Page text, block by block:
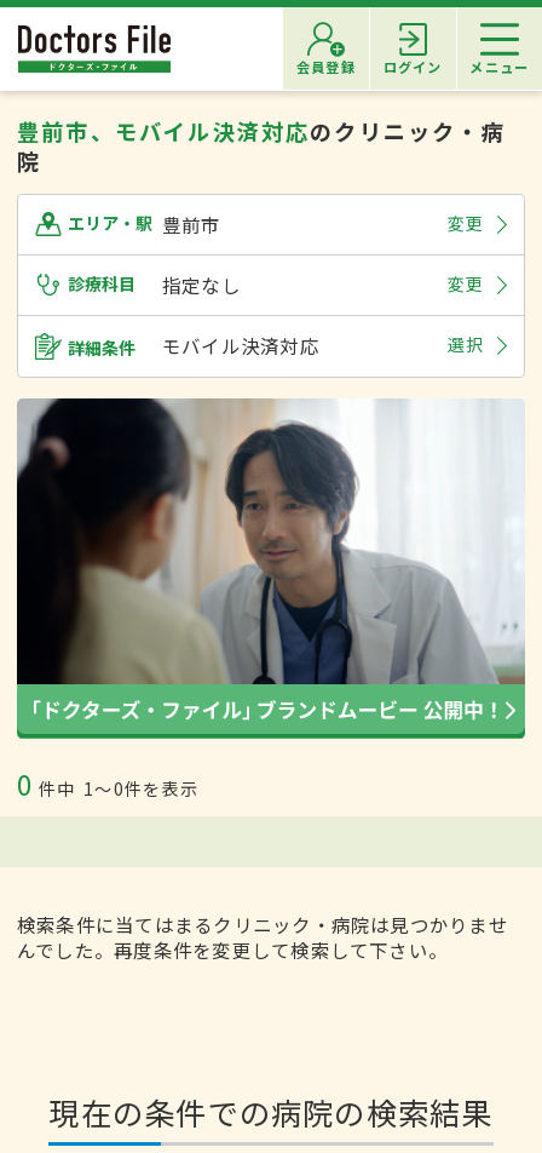
会員登録 ログイン メニュー
豊前市、モバイル決済対応のクリニック・病
院
エリア・駅 豊前市 変更
診療科目 指定なし 変更
詳細条件 モバイル決済対応 選択
0 件中 1〜0件を表示
検索条件に当てはまるクリニック・病院は見つかりませ
んでした。再度条件を変更して検索して下さい。
現在の条件での病院の検索結果